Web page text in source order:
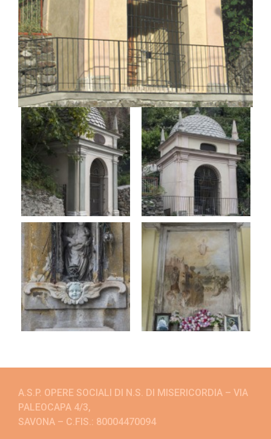
A.S.P. OPERE SOCIALI DI N.S. DI MISERICORDIA – VIA
PALEOCAPA 4/3,
SAVONA – C.FIS.: 80004470094